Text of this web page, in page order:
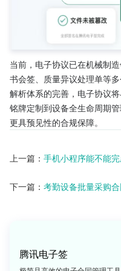
当前，电子协议已在机械制
书会签、质量异议处理单等
解析体系的完善，电子协议
铭牌定制到设备全生命周期
更具预见性的合规保障。
上一篇： 手机小程序能不能
下一篇： 考勤设备批量采购
腾讯电子签